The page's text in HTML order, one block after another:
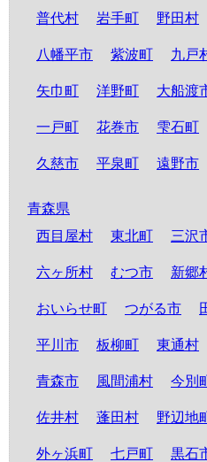
普代村 岩手町 野田村
八幡平市 紫波町 九戸
矢巾町 洋野町 大船渡
一戸町 花巻市 雫石町
久慈市 平泉町 遠野市
青森県
西目屋村
東北町 三沢
六ヶ所村 むつ市 新郷
おいらせ町 つがる市
平川市 板柳町 東通村
青森市 風間浦村 今別
佐井村 蓬田村 野辺地
外ヶ浜町 七戸町 黒石